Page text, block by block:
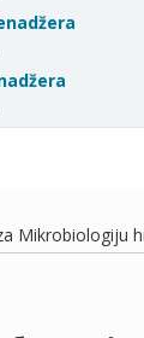
Mikrobiologiju